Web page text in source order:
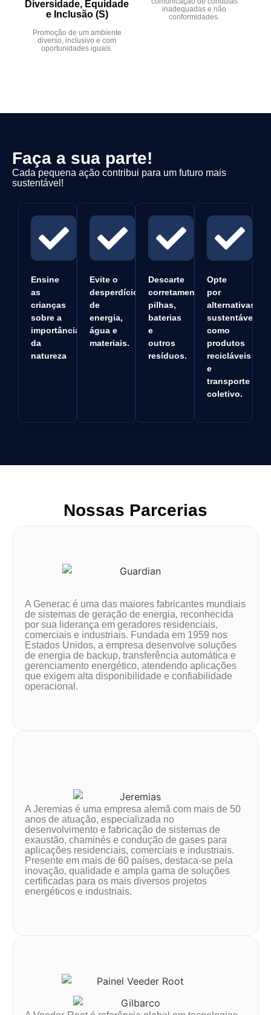
Diversidade, Equidade
e Inclusão (S)​
Promoção de um ambiente
diverso, inclusivo e com
oportunidades iguais.​
inadequadas e não
conformidades.
Faça a sua parte!
Cada pequena ação contribui para um futuro mais
sustentável!
Ensine
as
crianças
sobre a
importância
da
natureza
Evite o
desperdício
de
energia,
água e
materiais.
Descarte
corretamente
pilhas,
baterias
e
outros
resíduos.
Opte
por
alternativas
sustentáveis,
como
produtos
recicláveis
e
transporte
coletivo.
Nossas Parcerias
A Generac é uma das maiores fabricantes mundiais
de sistemas de geração de energia, reconhecida
por sua liderança em geradores residenciais,
comerciais e industriais. Fundada em 1959 nos
Estados Unidos, a empresa desenvolve soluções
de energia de backup, transferência automática e
gerenciamento energético, atendendo aplicações
que exigem alta disponibilidade e confiabilidade
operacional.
A Jeremias é uma empresa alemã com mais de 50
anos de atuação, especializada no
desenvolvimento e fabricação de sistemas de
exaustão, chaminés e condução de gases para
aplicações residenciais, comerciais e industriais.
Presente em mais de 60 países, destaca-se pela
inovação, qualidade e ampla gama de soluções
certificadas para os mais diversos projetos
energéticos e industriais.